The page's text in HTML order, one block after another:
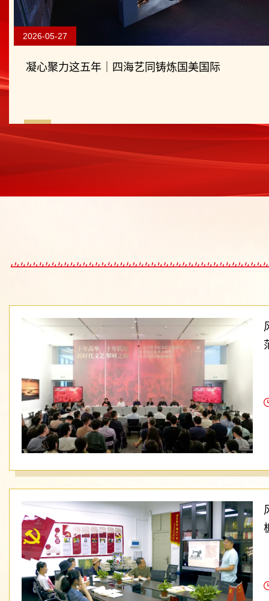
2026-05-27
凝心聚力这五年｜四海艺同铸炼国美国际
国党建工作样
艺术学...
查看详情
省高校党建工
计学院党委